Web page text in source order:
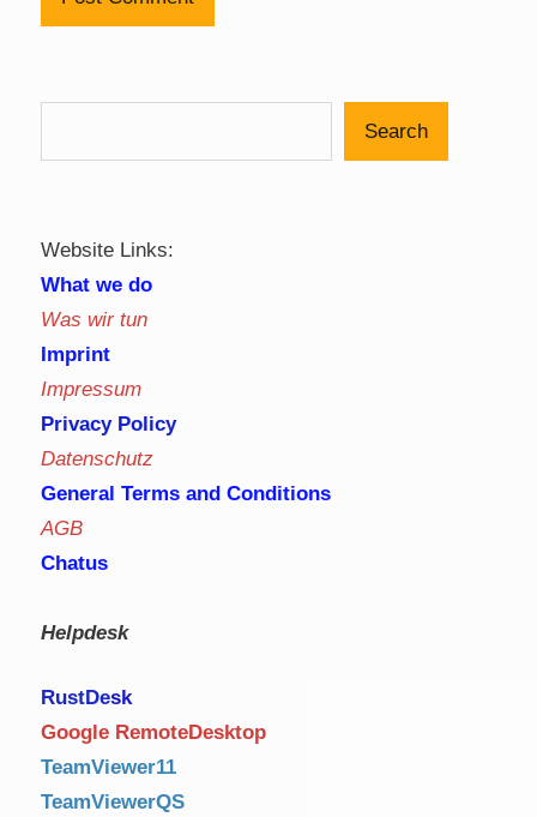
Search
Website Links:
What we do
Was wir tun
Imprint
Impressum
Privacy Policy
Datenschutz
General Terms and Conditions
AGB
Chatus
Helpdesk
RustDesk
Google RemoteDesktop
TeamViewer11
TeamViewerQS